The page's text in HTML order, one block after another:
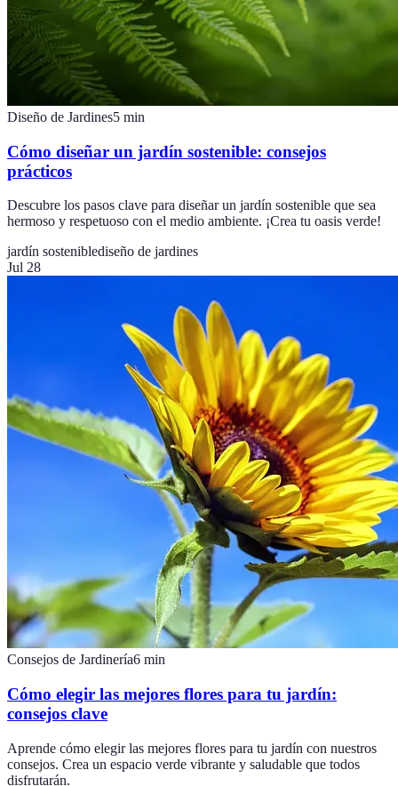
Diseño de Jardines5 min
Cómo diseñar un jardín sostenible: consejos
prácticos
Descubre los pasos clave para diseñar un jardín sostenible que sea
hermoso y respetuoso con el medio ambiente. ¡Crea tu oasis verde!
jardín sosteniblediseño de jardines
Jul 28
Consejos de Jardinería6 min
Cómo elegir las mejores flores para tu jardín:
consejos clave
Aprende cómo elegir las mejores flores para tu jardín con nuestros
consejos. Crea un espacio verde vibrante y saludable que todos
disfrutarán.